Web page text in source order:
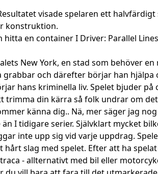
visade spelaren ett
konstruktion.
en container I Driver: Parallel
New York, en stad som behöver
och därefter börjar han
hans kriminella liv. Spelet bjuder
din kärra så folk undrar om
känna dig.. Nä, mer säger jag
I tidigare serier. Självklart mycket
inte upp sig vid varje uppdrag.
slag med spelet. Efter att ha
- allternativt med bil eller